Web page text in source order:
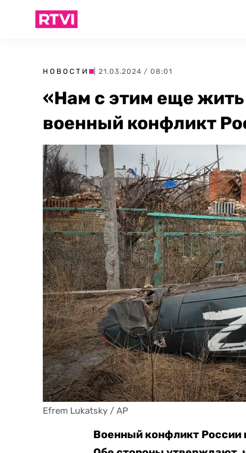
НОВОСТИ | 21.03.2024 / 08:01
«Нам с этим еще
военный конфликт
Efrem Lukatsky / AP
Военный конфликт России